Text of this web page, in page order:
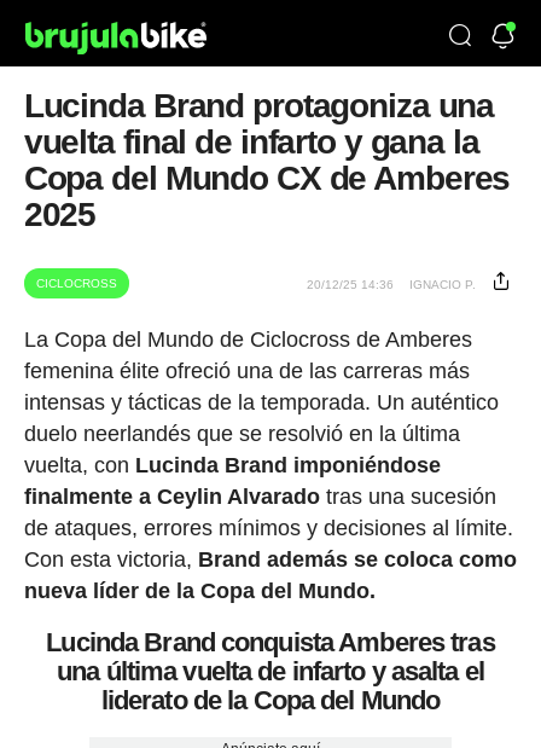
Lucinda Brand protagoniza una
vuelta final de infarto y gana la
Copa del Mundo CX de Amberes
2025
CICLOCROSS 20/12/25 14:36 IGNACIO P.
La Copa del Mundo de Ciclocross de Amberes
femenina élite ofreció una de las carreras más
intensas y tácticas de la temporada. Un auténtico
duelo neerlandés que se resolvió en la última
vuelta, con Lucinda Brand imponiéndose
finalmente a Ceylin Alvaradotras una sucesión
de ataques, errores mínimos y decisiones al límite.
Con esta victoria, Brand además se coloca como
nueva líder de la Copa del Mundo.
Lucinda Brand conquista Amberes tras
una última vuelta de infarto y asalta el
liderato de la Copa del Mundo